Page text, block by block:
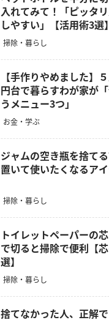
入れてみて！「ピッタ
しやすい」【活用術3選】
掃除・暮らし
【手作りやめました】
円台で暮らすわが家が
うメニュー3つ」
お金・学ぶ
ジャムの空き瓶を捨て
置いて使いたくなるアイ
掃除・暮らし
トイレットペーパーの
で切ると掃除で便利【
選】
掃除・暮らし
捨てなかった人、正解